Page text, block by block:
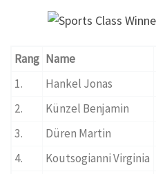
Rang Name
1.
Hankel Jonas
2.
Künzel Benjamin
3.
Düren Martin
4.
Koutsogianni Virginia